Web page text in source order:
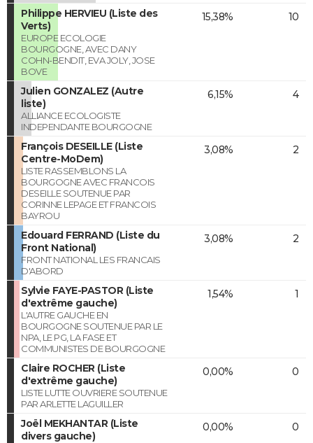
Philippe HERVIEU (Liste des
Verts)
EUROPE ECOLOGIE
BOURGOGNE, AVEC DANY
COHN-BENDIT, EVA JOLY, JOSE
BOVE
15,38% 10
Julien GONZALEZ (Autre
liste)
ALLIANCE ECOLOGISTE
INDEPENDANTE BOURGOGNE
6,15% 4
François DESEILLE (Liste
Centre-MoDem)
LISTE RASSEMBLONS LA
BOURGOGNE AVEC FRANCOIS
DESEILLE SOUTENUE PAR
CORINNE LEPAGE ET FRANCOIS
BAYROU
3,08% 2
Edouard FERRAND (Liste du
Front National)
FRONT NATIONAL LES FRANCAIS
D'ABORD
3,08% 2
Sylvie FAYE-PASTOR (Liste
d'extrême gauche)
L'AUTRE GAUCHE EN
BOURGOGNE SOUTENUE PAR LE
NPA, LE PG, LA FASE ET
COMMUNISTES DE BOURGOGNE
1,54% 1
Claire ROCHER (Liste
d'extrême gauche)
LISTE LUTTE OUVRIERE SOUTENUE
PAR ARLETTE LAGUILLER
0,00% 0
Joël MEKHANTAR (Liste
divers gauche)
0,00% 0